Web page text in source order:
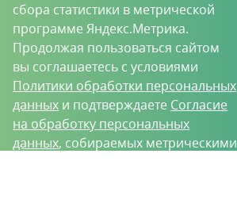
сбора статистики в метрической
программе Яндекс.Метрика.
Продолжая пользоваться сайтом
вы соглашаетесь с условиями
Политики обработки персональных
данных и подтверждаете Согласие
на обработку персональных
данных, собираемых метрическими